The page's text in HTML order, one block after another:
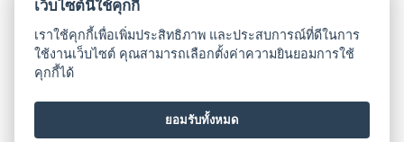
Privacy Notice
เว็บไซต์นี้ใช้คุกกี้
เราใช้คุกกี้เพื่อเพิ่มประสิทธิภาพ และประสบการณ์ที่ดีในการ
ใช้งานเว็บไซต์ คุณสามารถเลือกตั้งค่าความยินยอมการใช้
คุกกี้ได้
ยอมรับทั้งหมด